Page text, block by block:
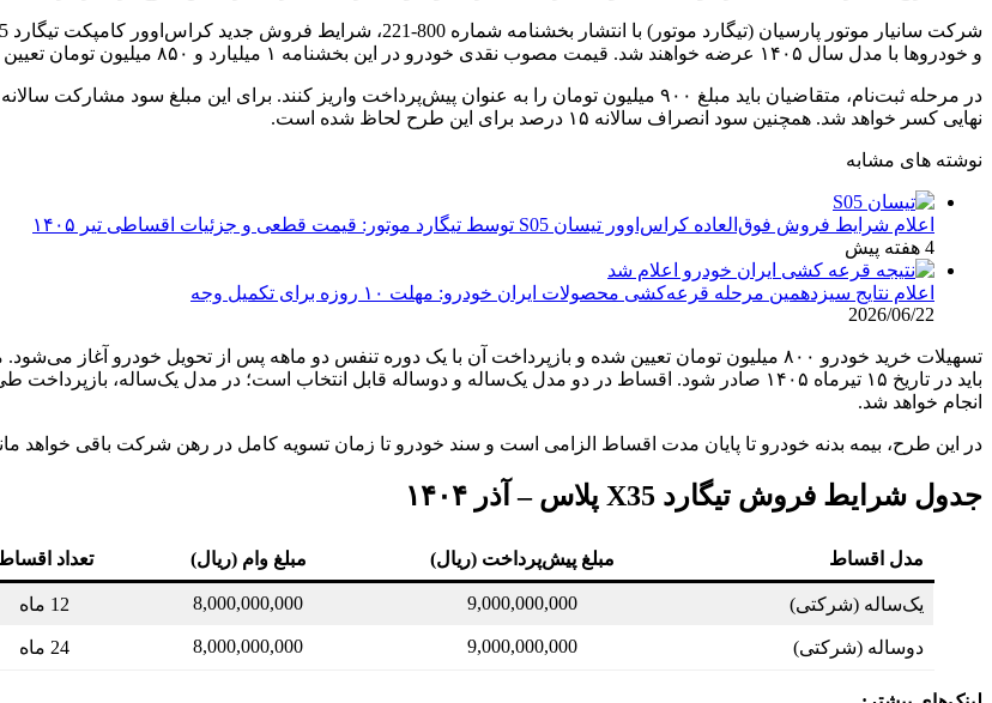
و خودروها با مدل سال ۱۴۰۵ عرضه خواهند شد. قیمت مصوب نقدی خودرو در این بخشنامه ۱ میلیارد و ۸۵۰ میلیون تومان تعیین شده است.
نهایی کسر خواهد شد. همچنین سود انصراف سالانه ۱۵ درصد برای این طرح لحاظ شده است.
نوشته های مشابه
اعلام شرایط فروش فوق‌العاده کراس‌اوور تیسان S05 توسط تیگارد موتور: قیمت قطعی و جزئیات اقساطی تیر ۱۴۰۵
4 هفته پیش
اعلام نتایج سیزدهمین مرحله قرعه‌کشی محصولات ایران خودرو: مهلت ۱۰ روزه برای تکمیل وجه
2026/06/22
انجام خواهد شد.
در این طرح، بیمه بدنه خودرو تا پایان مدت اقساط الزامی است و سند خودرو تا زمان تسویه کامل در رهن شرکت باقی خواهد
جدول شرایط فروش تیگارد X35 پلاس – آذر ۱۴۰۴
مدل اقساط مبلغ پیش‌پرداخت (ریال) مبلغ وام (ریال) تعداد
یک‌ساله (شرکتی) 9,000,000,000
8,000,000,000 12 ماه
دوساله (شرکتی) 9,000,000,000
8,000,000,000 24 ماه